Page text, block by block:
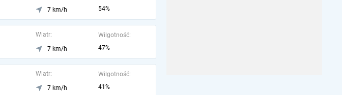
7 km/h
54%
Wiatr:
7 km/h
Wilgotność:
47%
Wiatr:
7 km/h
Wilgotność:
41%